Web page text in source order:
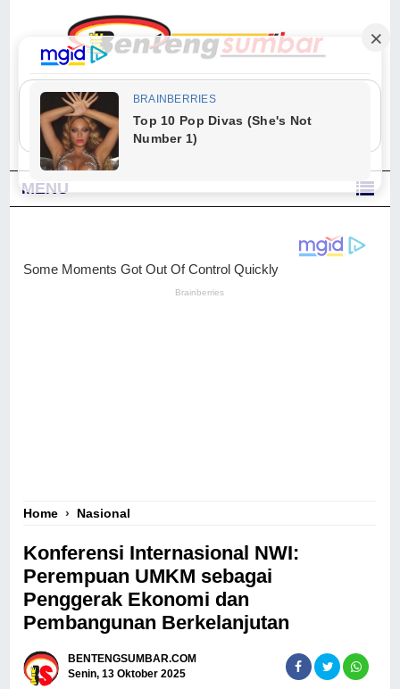
"Sesungguhnya Allah dan para malaikat-Nya berselawat untuk Nabi.
Wahai orang-orang yang beriman, berselawatlah kamu untuk Nabi dan
ucapkanlah salam dengan penuh penghormatan kepadanya." (Qs. Al
Ahzab Ayat 56)
MENU
Home › Nasional
Konferensi Internasional NWI:
Perempuan UMKM sebagai
Penggerak Ekonomi dan
Pembangunan Berkelanjutan
BENTENGSUMBAR.COM
Senin, 13 Oktober 2025